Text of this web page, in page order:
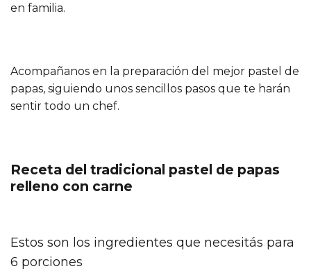
en familia.
Acompañanos en la preparación del mejor pastel de
papas, siguiendo unos sencillos pasos que te harán
sentir todo un chef.
Receta del tradicional pastel de papas
relleno con carne
Estos son los ingredientes que necesitás para
6 porciones